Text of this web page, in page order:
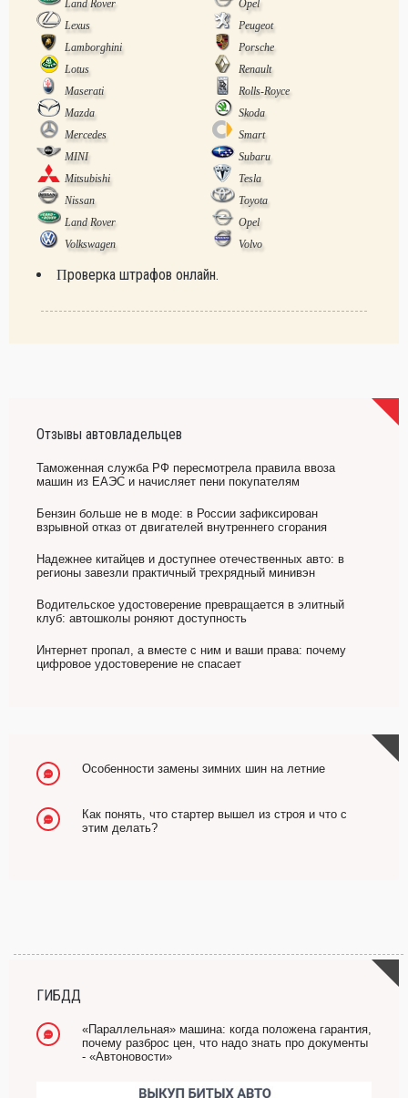
Land Rover
Opel
Lexus
Peugeot
Lamborghini
Porsche
Lotus
Renault
Maserati
Rolls-Royce
Mazda
Skoda
Mercedes
Smart
MINI
Subaru
Mitsubishi
Tesla
Nissan
Toyota
Land Rover
Opel
Volkswagen
Volvo
Проверка штрафов онлайн.
Отзывы автовладельцев
Таможенная служба РФ пересмотрела правила ввоза
машин из ЕАЭС и начисляет пени покупателям
Бензин больше не в моде: в России зафиксирован
взрывной отказ от двигателей внутреннего сгорания
Надежнее китайцев и доступнее отечественных авто: в
регионы завезли практичный трехрядный минивэн
Водительское удостоверение превращается в элитный
клуб: автошколы роняют доступность
Интернет пропал, а вместе с ним и ваши права: почему
цифровое удостоверение не спасает
Особенности замены зимних шин на летние
Как понять, что стартер вышел из строя и что с
этим делать?
ГИБДД
«Параллельная» машина: когда положена гарантия,
почему разброс цен, что надо знать про документы
- «Автоновости»